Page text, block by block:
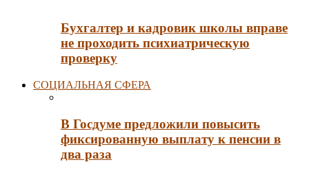
Бухгалтер и кадровик школы вправе
не проходить психиатрическую
проверку
СОЦИАЛЬНАЯ СФЕРА
В Госдуме предложили повысить
фиксированную выплату к пенсии в
два раза